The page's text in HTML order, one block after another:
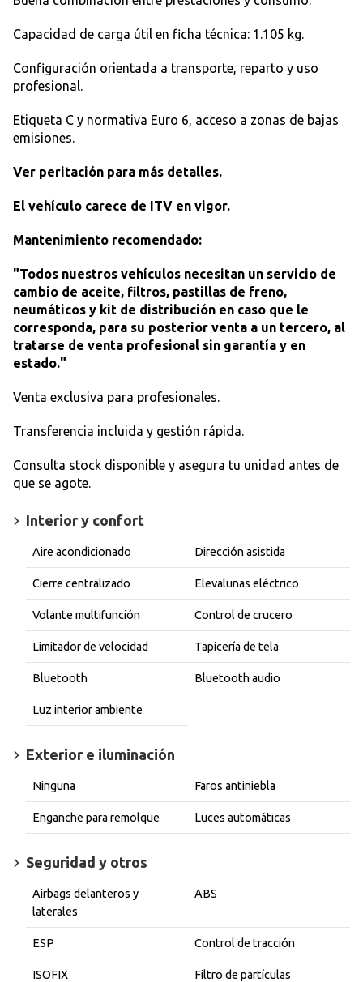
Capacidad de carga útil en ficha técnica: 1.105 kg.
Configuración orientada a transporte, reparto y uso
profesional.
Etiqueta C y normativa Euro 6, acceso a zonas de bajas
emisiones.
Ver peritación para más detalles.
El vehículo carece de ITV en vigor.
Mantenimiento recomendado:
"Todos nuestros vehículos necesitan un servicio de
cambio de aceite, filtros, pastillas de freno,
neumáticos y kit de distribución en caso que le
corresponda, para su posterior venta a un tercero, al
tratarse de venta profesional sin garantía y en
estado."
Venta exclusiva para profesionales.
Transferencia incluida y gestión rápida.
Consulta stock disponible y asegura tu unidad antes de
que se agote.
Interior y confort
Aire acondicionado Dirección asistida
Cierre centralizado Elevalunas eléctrico
Volante multifunción Control de crucero
Limitador de velocidad Tapicería de tela
Bluetooth Bluetooth audio
Luz interior ambiente
Exterior e iluminación
Ninguna Faros antiniebla
Enganche para remolque Luces automáticas
Seguridad y otros
Airbags delanteros y
laterales
ABS
ESP Control de tracción
ISOFIX Filtro de partículas